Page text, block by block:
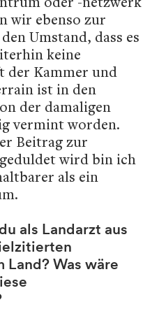
wir ebenso zur
Umstand, dass es
keine
der Kammer und
ist in den
der damaligen
vermint worden.
Beitrag zur
wird bin ich
als ein
als Landarzt aus
Land? Was wäre